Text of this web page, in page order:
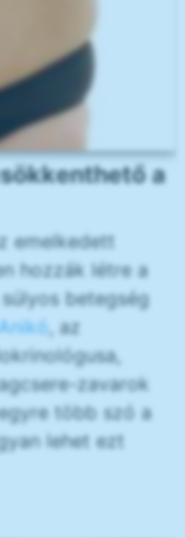
a
emelkedett
hozzák létre a
betegség
, az
zavarok
több szó a
lehet ezt